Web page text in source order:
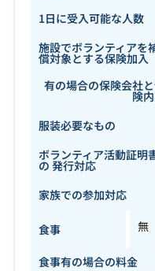
1日に受入可能な人数
施設でボランティアを
償対象とする保険加入
有の場合の保険会社
険
服装必要なもの
ボランティア活動証明
の 発行対応
家族での参加対応
食事 無
食事有の場合の料金